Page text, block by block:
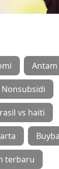
Antam
Nonsubsidi
vs haiti
terbaru